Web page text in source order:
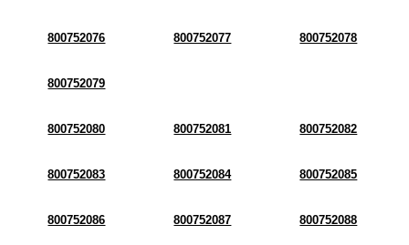
800752076 800752077 800752078
800752079
800752080 800752081 800752082
800752083 800752084 800752085
800752086 800752087 800752088